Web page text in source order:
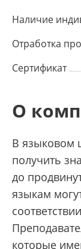
Наличие
Отработка
Сертификат
О
В языковом
получить
до
языкам
которые